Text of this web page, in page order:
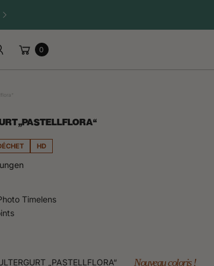
RUPTURE DE STOCK IMMINENTE. DATE DE RÉASSORT
Warenkorb
0
„PASTELLFLORA“
HD
Timelens
„PASTELLFLORA“ Nouveau coloris !